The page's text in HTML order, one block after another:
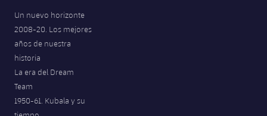
Un nuevo horizonte
2008-20. Los mejores
años de nuestra
historia
La era del Dream
Team
1950-61. Kubala y su